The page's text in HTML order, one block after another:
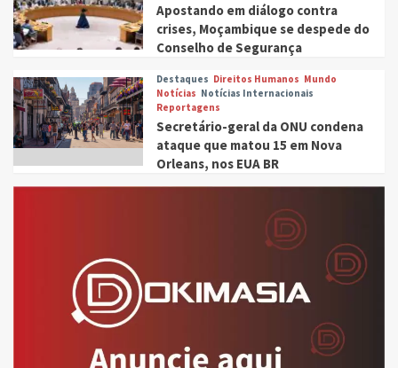
Apostando em diálogo contra
crises, Moçambique se despede do
Conselho de Segurança
Destaques Direitos Humanos Mundo
Notícias Notícias Internacionais
Reportagens
Secretário-geral da ONU condena
ataque que matou 15 em Nova
Orleans, nos EUA BR